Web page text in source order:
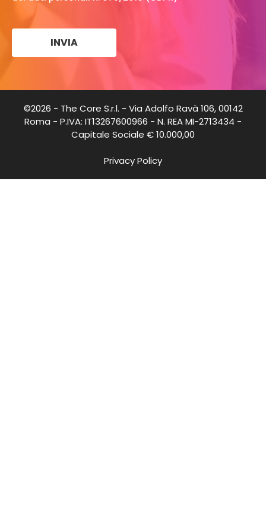
©2026 - The Core S.r.l. - Via Adolfo Ravà 106, 00142
Roma - P.IVA: IT13267600966 - N. REA MI-2713434 -
Capitale Sociale € 10.000,00
Privacy Policy